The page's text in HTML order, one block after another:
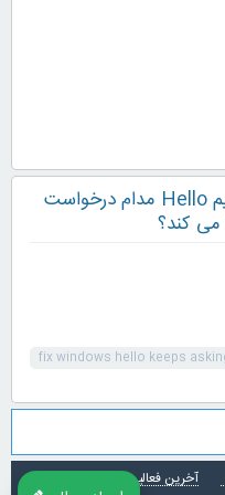
چگونه ویندوز را تعمیر کنیم Hello مدام درخواست
fix windows hello keeps
آخرین فعالیت ها